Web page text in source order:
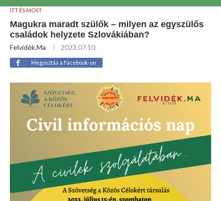
ITT ÉS MOST
Magukra maradt szülők – milyen az egyszülős
családok helyzete Szlovákiában?
Felvidék.ma 2023.07.10.
Megosztás a Facebook-on